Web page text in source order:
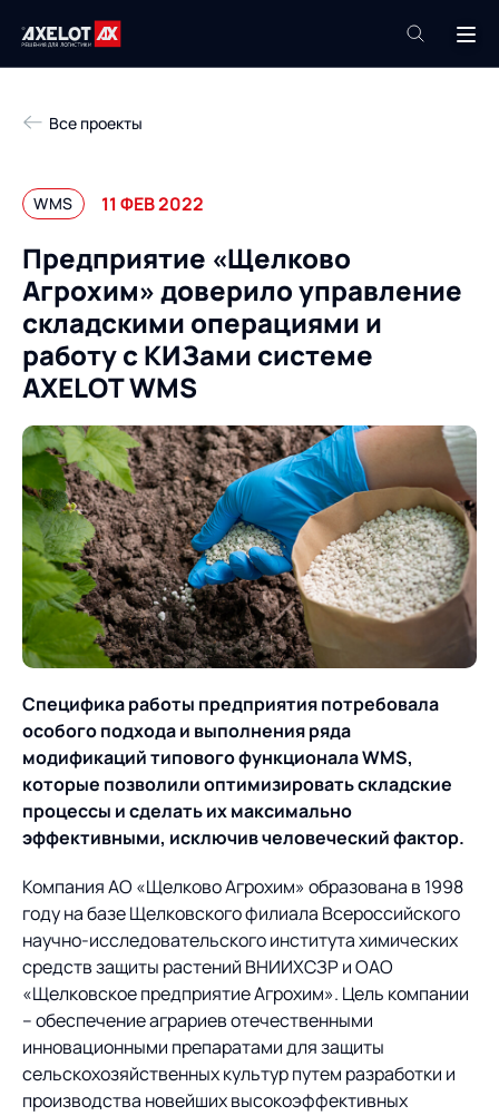
Техподдержка
Продукты
Роботизация
Академия
База знаний
Услуги
Пресс-центр
Проекты
О компании
О компании
ИТ-аккредитация
Карьера
Партнеры
Импортозамещение
Продукты
Управление цепями
поставок
Управление перевозками
и транспортным парком
Интегрированное
планирование
Управление
контейнерным
терминалом
Оптимизация в цепях
поставок
Логистический
консалтинг
Роботизация
AXELOT AI
Услуги
консалтинг
Автоматизация
процессов
Техническое оснащение
Постпроектное
сопровождение
опытом вместе с AXELOT
Облачные сервисы
Формирование центров
компетенций
Новости
Мероприятия
СМИ о нас
Архив мероприятий
Проекты
Контакты
Академия
Предложение для
учебных заведений
База знаний
База знаний
Все проекты
WMS 11 ФЕВ 2022
Предприятие «Щелково
Агрохим» доверило управление
складскими операциями и
работу с КИЗами системе
AXELOT WMS
Специфика работы предприятия потребовала
особого подхода и выполнения ряда
модификаций типового функционала WMS,
которые позволили оптимизировать складские
процессы и сделать их максимально
эффективными, исключив человеческий фактор.
Компания АО «Щелково Агрохим» образована в 1998
году на базе Щелковского филиала Всероссийского
научно-исследовательского института химических
средств защиты растений ВНИИХСЗР и ОАО
«Щелковское предприятие Агрохим». Цель компании
– обеспечение аграриев отечественными
инновационными препаратами для защиты
сельскохозяйственных культур путем разработки и
производства новейших высокоэффективных